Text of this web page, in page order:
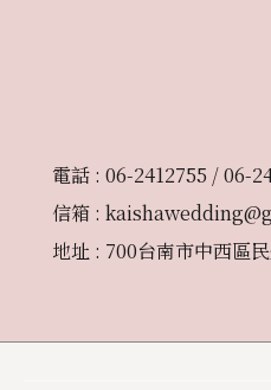
電話 : 06-2412755 / 06-
信箱 :
地址 : 700台南市中西區